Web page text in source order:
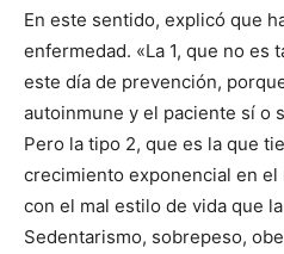
En este sentido, explicó que
enfermedad. «La 1, que no es
este día de prevención,
autoinmune y el paciente sí o
Pero la tipo 2, que es la que
crecimiento exponencial en el
con el mal estilo de vida que
Sedentarismo, sobrepeso,